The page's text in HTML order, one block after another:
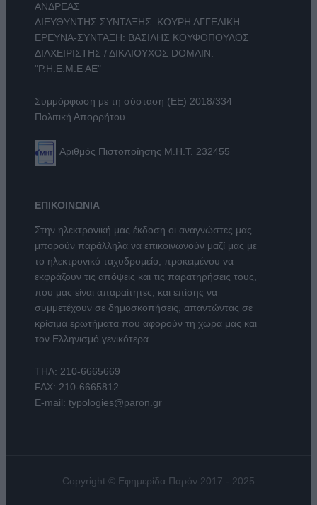
ΑΝΔΡΕΑΣ
ΔΙΕΥΘΥΝΤΗΣ ΣΥΝΤΑΞΗΣ: ΚΟΥΡΗ ΑΓΓΕΛΙΚΗ
ΕΡΕΥΝΑ-ΣΥΝΤΑΞΗ: ΒΑΣΙΛΗΣ ΚΟΥΦΟΠΟΥΛΟΣ
ΔΙΑΧΕΙΡΙΣΤΗΣ / ΔΙΚΑΙΟΥΧΟΣ DOMAIN:
"Ρ.Η.Ε.Μ.Ε ΑΕ"
Συμμόρφωση με τη σύσταση (ΕΕ) 2018/334
Πολιτική Απορρήτου
Αριθμός Πιστοποίησης Μ.Η.Τ. 232455
ΕΠΙΚΟΙΝΩΝΙΑ
Στην ηλεκτρονική μας έκδοση οι αναγνώστες μας
μπορούν παράλληλα να επικοινωνούν μαζί μας με
το ηλεκτρονικό ταχυδρομείο, προκειμένου να
εκφράζουν τις απόψεις και τις παρατηρήσεις τους,
που μας είναι απαραίτητες, και επίσης να
συμμετέχουν σε δημοσκοπήσεις, απαντώντας σε
κρίσιμα ερωτήματα που αφορούν τη χώρα μας και
τον Ελληνισμό γενικότερα.
ΤΗΛ: 210-6665669
FAX: 210-6665812
E-mail: typologies@paron.gr
Copyright © Εφημερίδα Παρόν 2017 - 2025